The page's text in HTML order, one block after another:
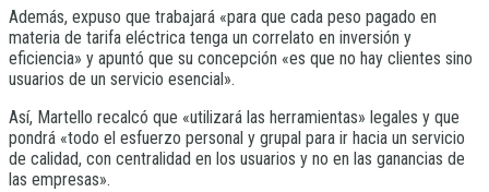
Además, expuso que trabajará «para que cada peso pagado en
materia de tarifa eléctrica tenga un correlato en inversión y
eficiencia» y apuntó que su concepción «es que no hay clientes sino
usuarios de un servicio esencial».
Así, Martello recalcó que «utilizará las herramientas» legales y que
pondrá «todo el esfuerzo personal y grupal para ir hacia un servicio
de calidad, con centralidad en los usuarios y no en las ganancias de
las empresas».